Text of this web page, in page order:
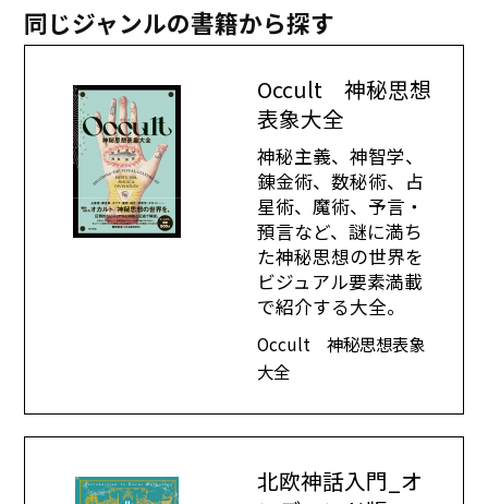
同じジャンルの書籍から探す
Occult 神秘思想
表象大全
神秘主義、神智学、
錬金術、数秘術、占
星術、魔術、予言・
預言など、謎に満ち
た神秘思想の世界を
ビジュアル要素満載
で紹介する大全。
Occult 神秘思想表象
大全
北欧神話入門_オ